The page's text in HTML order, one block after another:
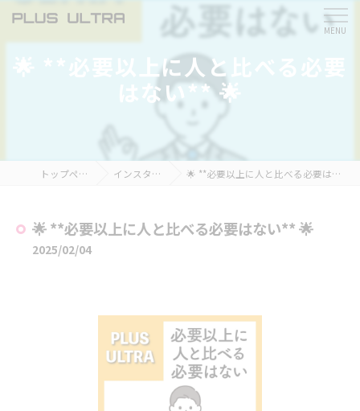
🌟 **必要以上に人と比べる必要
はない** 🌟
トップページ インスタ掲載 🌟 **必要以上に人と比べる必要はない** 🌟
🌟 **必要以上に人と比べる必要はない** 🌟
2025/02/04